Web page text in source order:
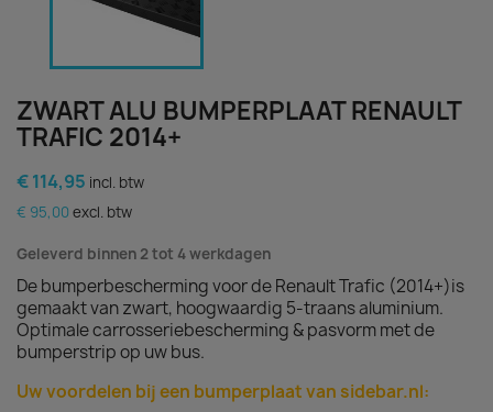
ZWART ALU BUMPERPLAAT RENAULT
TRAFIC 2014+
€ 114,95 incl. btw
€ 95,00 excl. btw
Geleverd binnen 2 tot 4 werkdagen
De bumperbescherming voor de Renault Trafic (2014+)is
gemaakt van zwart, hoogwaardig 5-traans aluminium.
Optimale carrosseriebescherming & pasvorm met de
bumperstrip op uw bus.
Uw voordelen bij een bumperplaat van sidebar.nl: